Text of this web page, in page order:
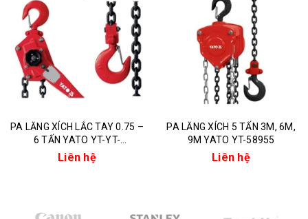
PA LĂNG XÍCH LẮC TAY 0.75 –
6 TẤN YATO YT-YT-
58962/58964/58966/58967
Liên hệ
PA LĂNG XÍCH 5 TẤN 3M, 6M,
9M YATO YT-58955
Liên hệ